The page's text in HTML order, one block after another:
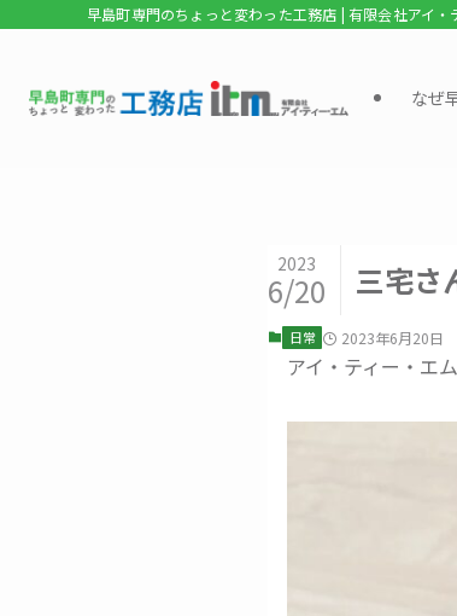
早島町専門のちょっと変わった工務店 | 有限会社アイ・
なぜ
三宅さ
2023
6/20
日常 2023年6月20日
アイ・ティー・エ